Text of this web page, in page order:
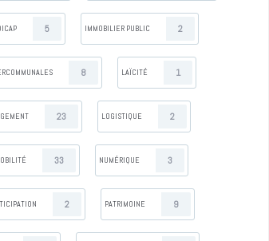
5 IMMOBILIER PUBLIC 2
8 LAÏCITÉ 1
23 LOGISTIQUE 2
33 NUMÉRIQUE 3
2 PATRIMOINE 9